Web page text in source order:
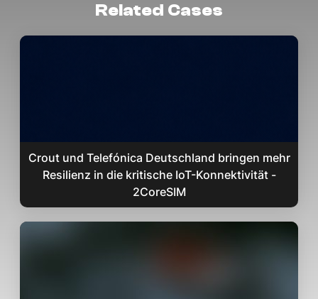
Related Cases
Crout und Telefónica Deutschland bringen mehr
Resilienz in die kritische IoT-Konnektivität -
2CoreSIM